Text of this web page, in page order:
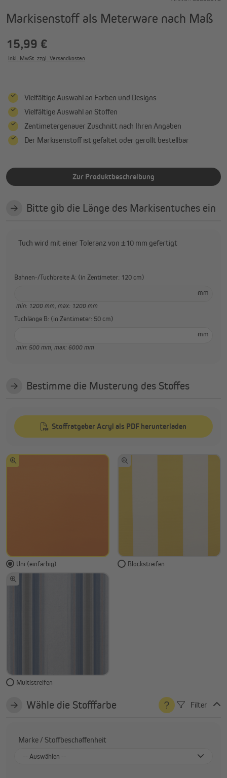
Markisenstoff als Meterware nach Maß
15,99 €
Inkl. MwSt. zzgl. Versandkosten
Vielfältige Auswahl an Farben und Designs
Vielfältige Auswahl an Stoffen
Zentimetergenauer Zuschnitt nach Ihren Angaben
Der Markisenstoff ist gefaltet oder gerollt bestellbar
Zur Produktbeschreibung
Bitte gib die Länge des Markisentuches ein
Tuch wird mit einer Toleranz von ±10 mm gefertigt
Bahnen-/Tuchbreite A: (in Zentimeter: 120 cm)
mm
min: 1200 mm, max: 1200 mm
Tuchlänge B: (in Zentimeter: 50 cm)
mm
min: 500 mm, max: 6000 mm
Bestimme die Musterung des Stoffes
Stoffratgeber Acryl als PDF herunterladen
Uni (einfarbig) Blockstreifen
Multistreifen
Wähle die Stofffarbe Filter
Marke / Stoffbeschaffenheit
-- Auswählen --